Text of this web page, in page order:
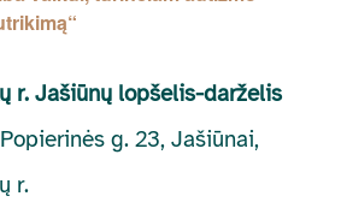
r. Jašiūnų lopšelis-darželis
Popierinės g. 23, Jašiūnai,
r.